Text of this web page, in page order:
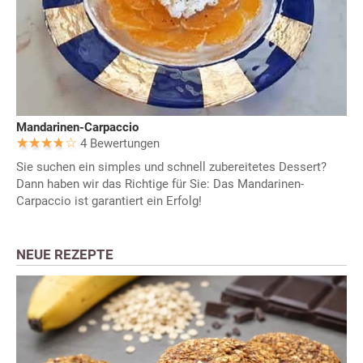
Mandarinen-Carpaccio
4 Bewertungen
Sie suchen ein simples und schnell zubereitetes Dessert?
Dann haben wir das Richtige für Sie: Das Mandarinen-
Carpaccio ist garantiert ein Erfolg!
NEUE REZEPTE